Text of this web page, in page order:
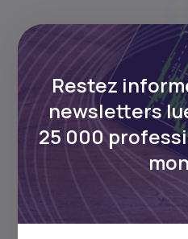
Obligation donnant
actions de la
Restez
newsletters
25 000